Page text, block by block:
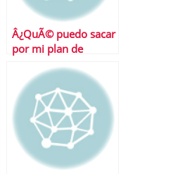
Â¿QuÃ© puedo sacar
por mi plan de
pensiones?